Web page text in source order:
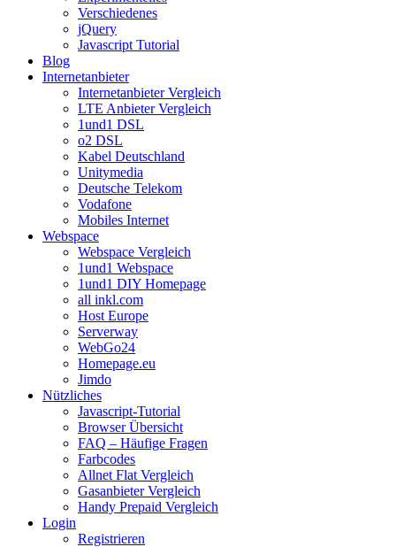
Verschiedenes
jQuery
Javascript Tutorial
Blog
Internetanbieter
Internetanbieter Vergleich
LTE Anbieter Vergleich
1und1 DSL
o2 DSL
Kabel Deutschland
Unitymedia
Deutsche Telekom
Vodafone
Mobiles Internet
Webspace
Webspace Vergleich
1und1 Webspace
1und1 DIY Homepage
all inkl.com
Host Europe
Serverway
WebGo24
Homepage.eu
Jimdo
Nützliches
Javascript-Tutorial
Browser Übersicht
FAQ – Häufige Fragen
Farbcodes
Allnet Flat Vergleich
Gasanbieter Vergleich
Handy Prepaid Vergleich
Login
Registrieren